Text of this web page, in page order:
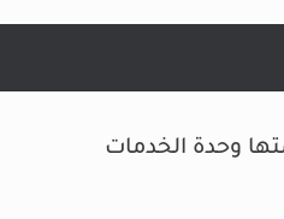
وحدة الخدمات